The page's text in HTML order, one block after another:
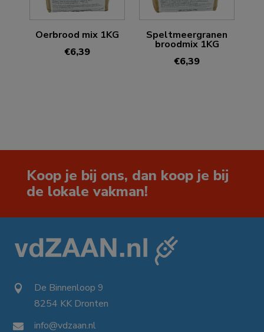
Oerbrood mix 1KG
€6,39
Speltmeergranen
broodmix 1KG
€6,39
Koop je bij ons, dan koop je bij
de lokale vakman!
 De Binnenloop 9
8254 KK Dronten
 info@vdzaan.nl